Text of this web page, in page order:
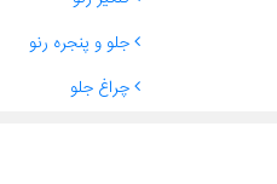
جلو و پنجره رنو
چراغ جلو